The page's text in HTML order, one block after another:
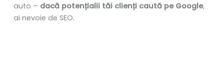
auto – dacă potențialii tăi clienți caută pe Google,
ai nevoie de SEO.